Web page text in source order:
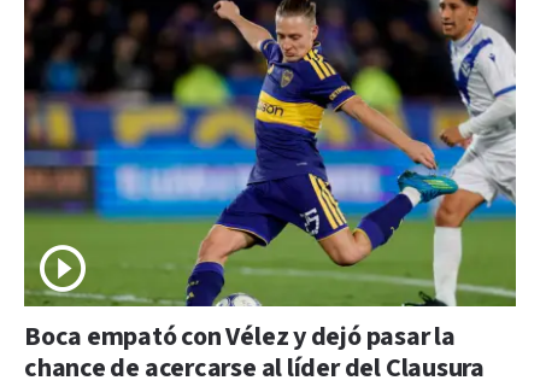
Boca empató con Vélez y dejó pasar la
chance de acercarse al líder del Clausura